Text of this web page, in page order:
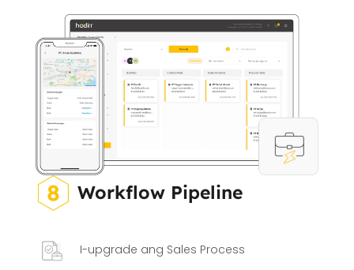
Workflow Pipeline
I-upgrade ang Sales Process